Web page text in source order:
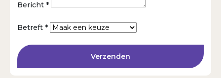
Bericht *
Betreft *
Verzenden